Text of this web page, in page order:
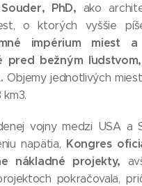
PhD, ako
o ktorých vyššie
impérium miest a
pred bežným
Objemy jednotlivých
vojny medzi USA a
napätia, Kongres
nákladné projekty,
pokračovala,